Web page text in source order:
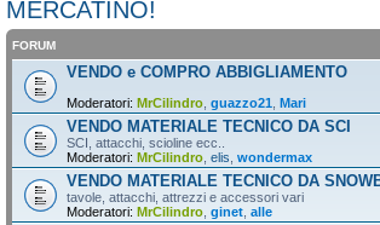
MERCATINO!
FORUM
VENDO e COMPRO ABBIGLIAMENTO
Moderatori: MrCilindro guazzo21 Mari
VENDO MATERIALE TECNICO DA SCI
SCI, attacchi, scioline ecc..
Moderatori: MrCilindro elis wondermax
VENDO MATERIALE TECNICO DA
tavole, attacchi, attrezzi e accessori vari
Moderatori: MrCilindro ginet alle